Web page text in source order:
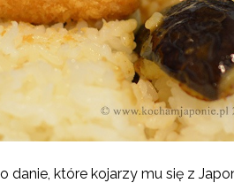
które kojarzy mu się z